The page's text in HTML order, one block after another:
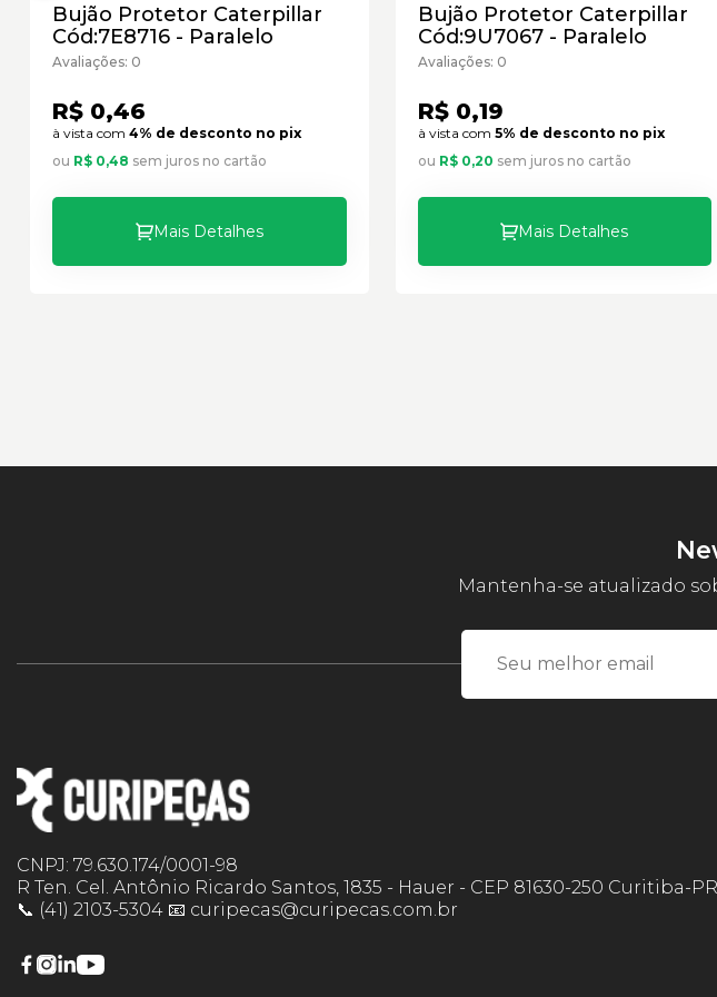
Bujão Protetor Caterpillar
Cód:7E8716 - Paralelo
Avaliações: 0
R$ 0,46
à vista com 4% de desconto no pix
ou R$ 0,48 sem juros no cartão
Mais Detalhes
Bujão Protetor Caterpillar
Cód:9U7067 - Paralelo
Avaliações: 0
R$ 0,19
à vista com 5% de desconto no pix
ou R$ 0,20 sem juros no cartão
Mais Detalhes
Mantenha-se atualizado
CNPJ: 79.630.174/0001-98
R Ten. Cel. Antônio Ricardo Santos, 1835 - Hauer - CEP 81630-250 Curitiba-PR
📞 (41) 2103-5304 📧 curipecas@curipecas.com.br